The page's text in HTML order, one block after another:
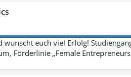
wünscht euch viel Erfolg!
Förderlinie „Female